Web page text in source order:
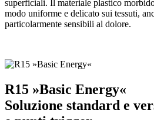
superficiali. Il materiale plastico
modo uniforme e delicato sui tessuti,
particolarmente sensibili al dolore.
R15 »Basic Energy«
Soluzione standard e